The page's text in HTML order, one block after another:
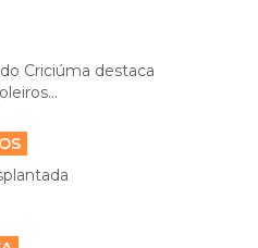
Criciúma destaca